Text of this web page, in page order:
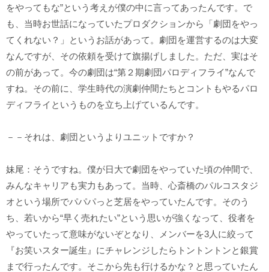
をやってもな”という考えが僕の中に言ってあったんです。で
も、当時お世話になっていたプロダクションから「劇団をやっ
てくれない？」というお話があって。劇団を運営するのは大変
なんですが、その依頼を受けて旗揚げしました。ただ、実はそ
の前があって。今の劇団は“第２期劇団パロディフライ”なんで
すね。その前に、学生時代の演劇仲間たちとコントもやるパロ
ディフライというものを立ち上げているんです。
－－それは、劇団というよりユニットですか？
妹尾：そうですね。僕が日大で劇団をやっていた頃の仲間で、
みんなキャリアも実力もあって。当時、心斎橋のパルコスタジ
オという場所でパパパっと芝居をやっていたんです。そのう
ち、若いから“早く売れたい”という思いが強くなって、役者を
やっていたって意味がないぞとなり、メンバーを3人に絞って
『お笑いスター誕生』にチャレンジしたらトントントンと銀賞
まで行ったんです。そこから先も行けるかな？と思っていたん